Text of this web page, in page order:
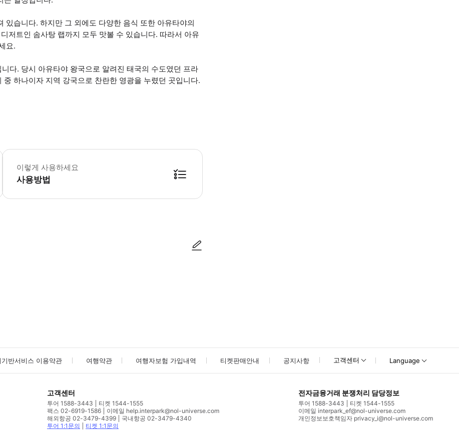
습니다. 하지만 그 외에도 다양한 음식 또한 아유타야의
저트인 솜사탕 랩까지 모두 맛볼 수 있습니다. 따라서 아유
요.
다. 당시 아유타야 왕국으로 알려진 태국의 수도였던 프라
하나이자 지역 강국으로 찬란한 영광을 누렸던 곳입니다.
이 전송은 비가 오나 눈이 오나 진행됩니다. * 소요시간 : 60분-180분 (옵션에 따라 소요 시간이 다를 수 있으니, 예약 시 확인 부탁드립니다.)
이렇게 사용하세요
사용방법
기반서비스 이용약관 여행약관 여행자보험 가입내역 티켓판매안내 공지사항 고객센터 Language
고객센터
투어 1588-3443
티켓 1544-1555
팩스 02-6919-1586
이메일 help.interpark@nol-universe.com
해외항공 02-3479-4399
국내항공 02-3479-4340
투어 1:1문의
티켓 1:1문의
전자금융거래 분쟁처리 담당정보
투어 1588-3443
티켓 1544-1555
이메일 interpark_ef@nol-universe.com
개인정보보호책임자 privacy_i@nol-universe.com